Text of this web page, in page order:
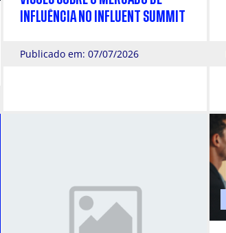
INFLUÊNCIA NO INFLUENT SUMMIT
Publicado em: 07/07/2026